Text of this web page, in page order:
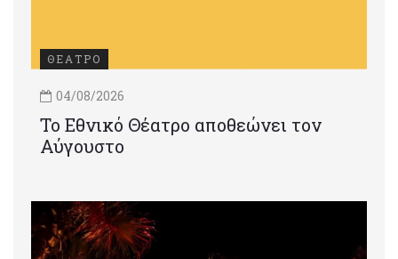
ΘΕΑΤΡΟ
04/08/2026
Το Εθνικό Θέατρο αποθεώνει τον
Αύγουστο